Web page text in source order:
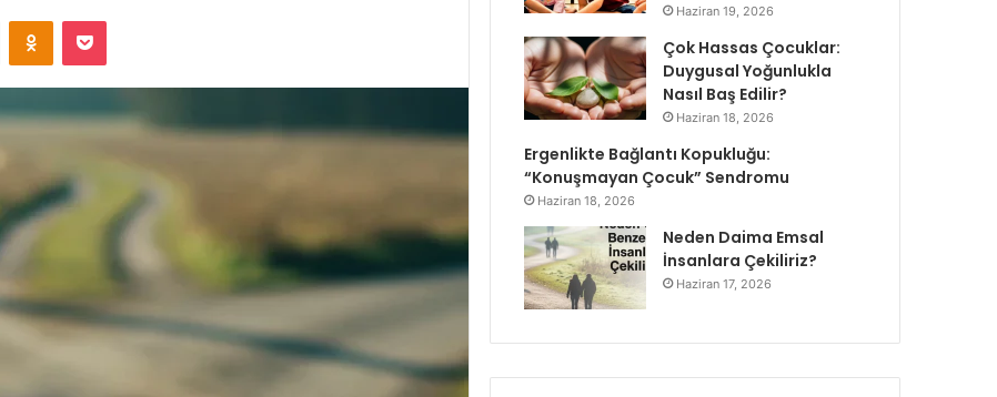
VKontakteOdnoklassniki
Pocket
Haziran 19, 2026
Çok Hassas Çocuklar:
Duygusal Yoğunlukla
Nasıl Baş Edilir?
Haziran 18, 2026
Ergenlikte Bağlantı Kopukluğu:
“Konuşmayan Çocuk” Sendromu
Haziran 18, 2026
Neden Daima Emsal
İnsanlara Çekiliriz?
Haziran 17, 2026